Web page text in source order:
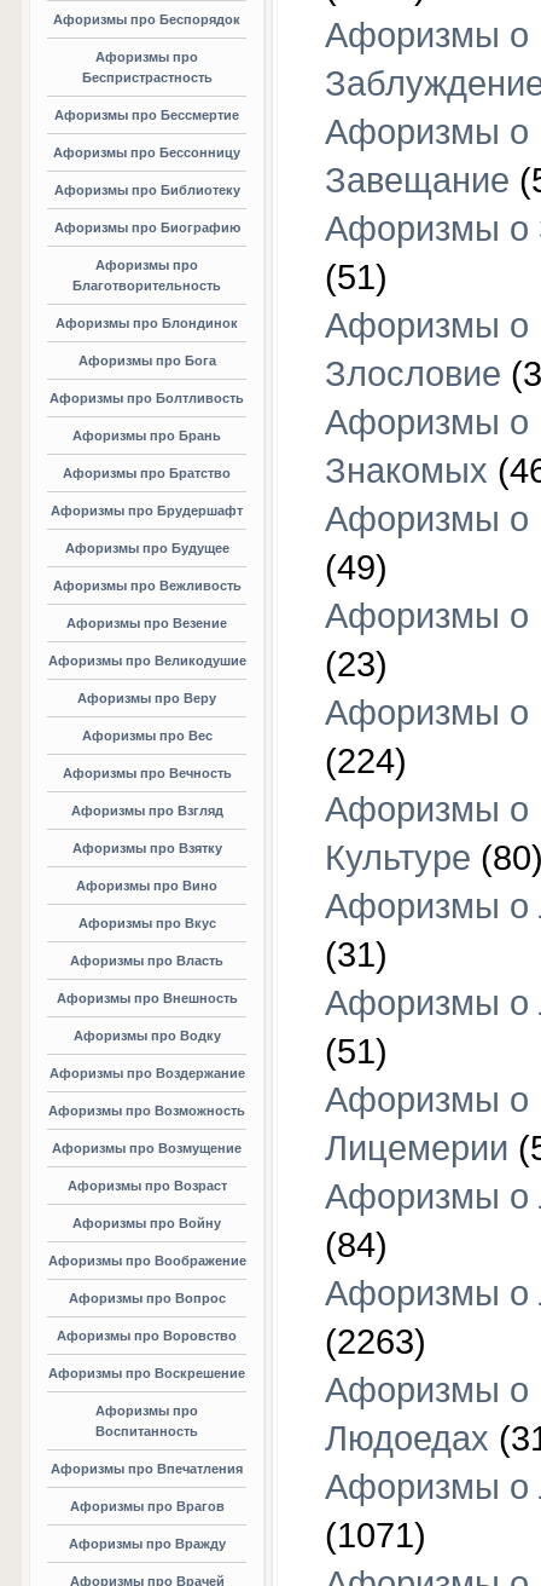
Афоризмы про Беспорядок
Афоризмы про
Беспристрастность
Афоризмы про Бессмертие
Афоризмы про Бессонницу
Афоризмы про Библиотеку
Афоризмы про Биографию
Афоризмы про
Благотворительность
Афоризмы про Блондинок
Афоризмы про Бога
Афоризмы про Болтливость
Афоризмы про Брань
Афоризмы про Братство
Афоризмы про Брудершафт
Афоризмы про Будущее
Афоризмы про Вежливость
Афоризмы про Везение
Афоризмы про Великодушие
Афоризмы про Веру
Афоризмы про Вес
Афоризмы про Вечность
Афоризмы про Взгляд
Афоризмы про Взятку
Афоризмы про Вино
Афоризмы про Вкус
Афоризмы про Власть
Афоризмы про Внешность
Афоризмы про Водку
Афоризмы про Воздержание
Афоризмы про Возможность
Афоризмы про Возмущение
Афоризмы про Возраст
Афоризмы про Войну
Афоризмы про Воображение
Афоризмы про Вопрос
Афоризмы про Воровство
Афоризмы про Воскрешение
Афоризмы про
Воспитанность
Афоризмы про Впечатления
Афоризмы про Врагов
Афоризмы про Вражду
Афоризмы про Врачей
Афоризмы о
Афоризмы о
Завещание
Афоризмы о
(51)
Афоризмы о
Злословие
Афоризмы о
Знакомых
Афоризмы о
(49)
Афоризмы о
(23)
Афоризмы о
(224)
Афоризмы о
Культуре
Афоризмы о
(31)
Афоризмы о
(51)
Афоризмы о
Лицемерии
Афоризмы о
(84)
Афоризмы о
(2263)
Афоризмы о
Людоедах
Афоризмы о
(1071)